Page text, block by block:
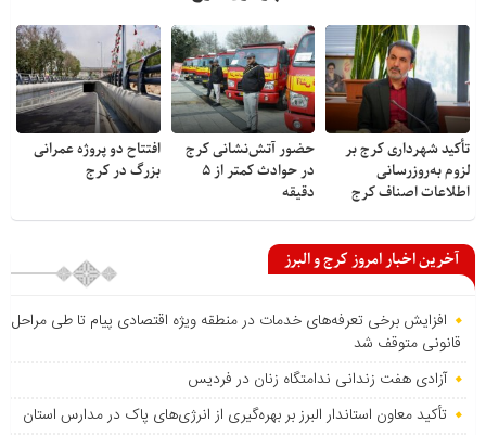
تأکید شهرداری کرج بر
لزوم به‌روزرسانی
اطلاعات اصناف کرج
حضور آتش‌نشانی کرج
در حوادث کمتر از ۵
دقیقه
افتتاح دو پروژه عمرانی
بزرگ در کرج
آخرین اخبار امروز کرج و البرز
افزایش برخی تعرفه‌های خدمات در منطقه ویژه اقتصادی پیام تا طی مراحل
قانونی متوقف شد
آزادی هفت زندانی ندامتگاه زنان در فردیس
تأکید معاون استاندار البرز بر بهره‌گیری از انرژی‌های پاک در مدارس استان